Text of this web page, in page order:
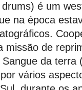
é um
na época
missão de
da terra
vários